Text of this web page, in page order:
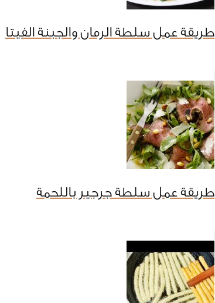
طريقة عمل سلطة الرمان والجبنة الفيتا
طريقة عمل سلطة جرجير باللحمة